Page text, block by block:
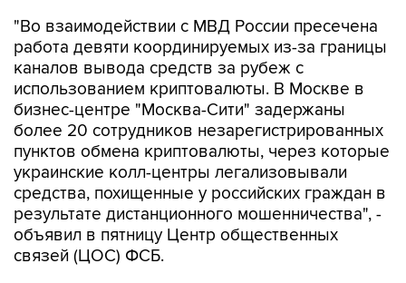
"Во взаимодействии с МВД России пресечена
работа девяти координируемых из-за границы
каналов вывода средств за рубеж с
использованием криптовалюты. В Москве в
бизнес-центре "Москва-Сити" задержаны
более 20 сотрудников незарегистрированных
пунктов обмена криптовалюты, через которые
украинские колл-центры легализовывали
средства, похищенные у российских граждан в
результате дистанционного мошенничества", -
объявил в пятницу Центр общественных
связей (ЦОС) ФСБ.